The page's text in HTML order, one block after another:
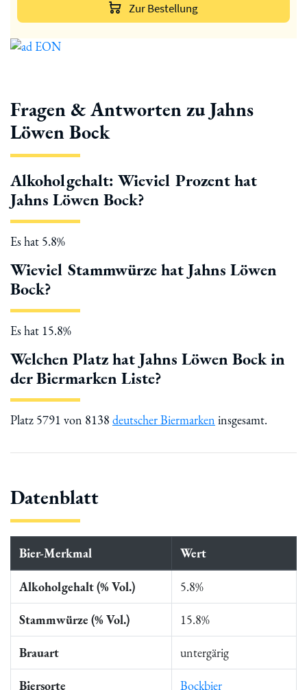
Zur Bestellung
Fragen & Antworten zu Jahns
Löwen Bock
Alkoholgehalt: Wieviel Prozent hat
Jahns Löwen Bock?
Es hat 5.8%
Wieviel Stammwürze hat Jahns Löwen
Bock?
Es hat 15.8%
Welchen Platz hat Jahns Löwen Bock in
der Biermarken Liste?
Platz 5791 von 8138 deutscher Biermarken insgesamt.
Datenblatt
Bier-Merkmal Wert
Alkoholgehalt (% Vol.) 5.8%
Stammwürze (% Vol.) 15.8%
Brauart untergärig
Biersorte Bockbier